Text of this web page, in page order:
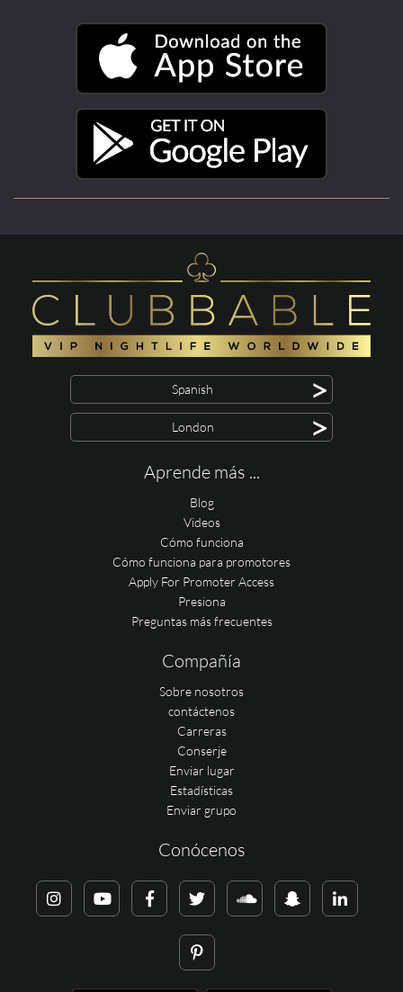
Spanish >
London >
Aprende más ...
Blog
Videos
Cómo funciona
Cómo funciona para promotores
Apply For Promoter Access
Presiona
Preguntas más frecuentes
Compañía
Sobre nosotros
contáctenos
Carreras
Conserje
Enviar lugar
Estadísticas
Enviar grupo
Conócenos